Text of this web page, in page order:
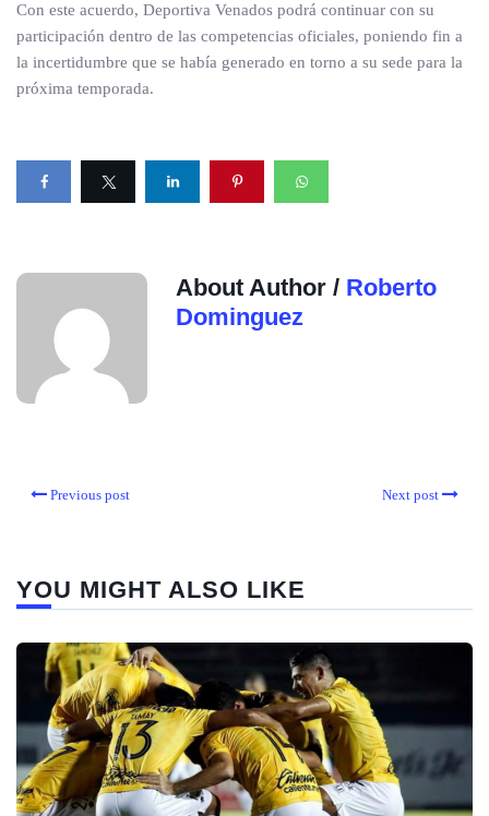
Con este acuerdo, Deportiva Venados podrá continuar con su
participación dentro de las competencias oficiales, poniendo fin a
la incertidumbre que se había generado en torno a su sede para la
próxima temporada.
About Author / Roberto
Dominguez
Previous post Next post
YOU MIGHT ALSO LIKE